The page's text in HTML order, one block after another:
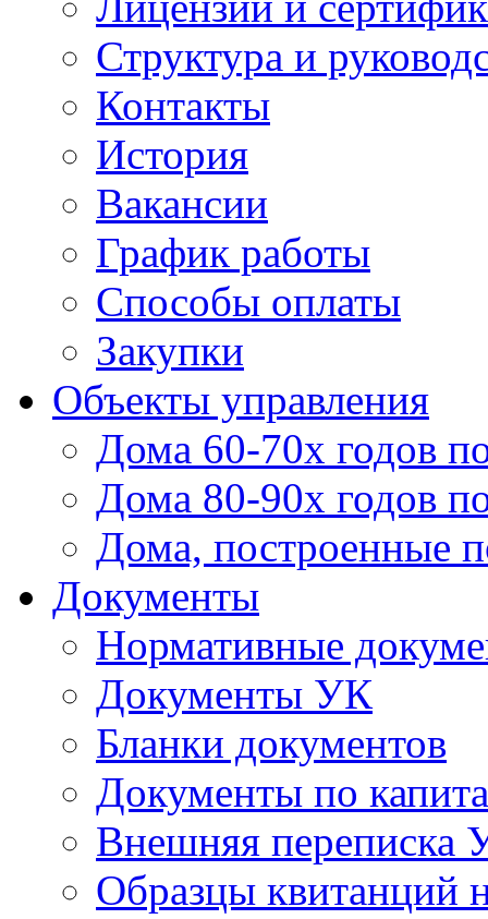
Структура и
Контакты
История
Вакансии
График работы
Способы оплаты
Закупки
Объекты управления
Дома 60-70х годов
Дома 80-90х годов
Дома, построенные
Документы
Нормативные
Документы УК
Бланки документов
Документы по
Внешняя переписка
Образцы квитанций